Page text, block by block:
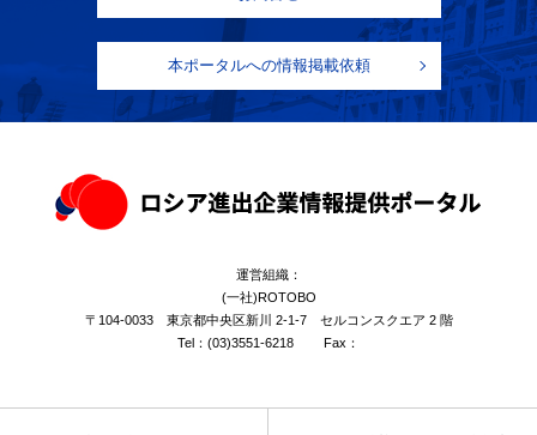
本ポータルへの情報掲載依頼
運営組織：
(一社)ROTOBO
〒104-0033 東京都中央区新川 2-1-7 セルコンスクエア 2 階
Tel： (03)3551-6218 Fax：